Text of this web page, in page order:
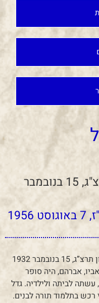
ט"ז בחשון תרצ"ג, 15 בנובמבר
יחזקאל נולד בירושלים ביום ט”ז בחשון תרצ”ג, 15 בנובמבר 1932
אברהם, היה סופר
עשתה לביתה ולילדיה. גדל
רכש בתלמוד תורה לבנים.